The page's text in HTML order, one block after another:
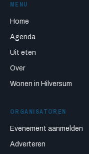
MENU
Home
Agenda
Uit eten
Over
Wonen in Hilversum
ORGANISATOREN
Evenement aanmelden
Adverteren